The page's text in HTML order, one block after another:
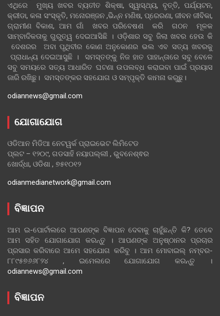
ଏଥିରେ ମୁଖ୍ୟ ଖବର ବ୍ୟତୀତ ଶିକ୍ଷା, ସ୍ୱାସ୍ଥ୍ୟ, ବୃତ୍ତି, ପର୍ଯ୍ୟଟନ,
କ୍ରୀଡା, କଳା ସଂସ୍କୃତି, ମନୋରଞ୍ଜନ ,ଭିନ୍ନ ମଣିଷ, ପ୍ରେରଣା, ଜୀବନ ଜୀବିକା,
ଗ୍ରାମୀଣ ବିକାଶ, ଆମ ଗାଁ ଖବର ପରିବେଷଣ କରି ଗଠନ ମୂଳକ
ସାମ୍ବାଦିକତାକୁ ଗୁରୁତ୍ୱ ଦେଇଆସିଛି । ଓଡ଼ିଶାର ସବୁ ଜିଲା ଖବର ହେଉ କି
ଦେଶରର ଅବା ପୃଥିବୀର କୋଣ ଅନୁକୋଣର ଭଲ ଏବ ସତ୍ୟ ଖବରକୁ
ପ୍ରାଧାନ୍ୟ ଦେଇଆସୁଛି । ସମସ୍ତଙ୍କୁ ନିଜ ହାତ ପାହାନ୍ତାରେ ସବୁ ବେଳେ
ସବୁ ସମୟରେ ସତ୍ୟ ଆଧାରିତ ଘଟଣା ଉପଲବ୍ଧ କରାଇବା ପାଇଁ ପ୍ରୟାସ
ଜାରି ରଖିଛୁ। ସମସ୍ତଙ୍କର ସହଯୋଗ ଓ ସମ୍ପୃକ୍ତି କାମନା କରୁଛୁ।
odiannews@gmail.com
ଯୋଗାଯୋଗ
ଓଡିଆନ ମିଡିଆ ନେଟୱର୍କ ପ୍ରାଇଭେଟ ଲିମିଟେଡ
ପ୍ଲଟ – ୧୨୦୯, ଗଡସାହି ନୟାପଲ୍ଲୀ , ଭୁବନେଶ୍ଵର
ଖୋର୍ଦ୍ଧା, ଓଡିଶା , ୭୫୧୦୧୨
odianmedianetwork@gmail.com
ବିଜ୍ଞାପନ
ଆମ ଇ-ପୋର୍ଟାଲରେ ଆପଣଙ୍କ ବିଜ୍ଞାପନ ଦେବାକୁ ଚାହୁଁଛନ୍ତି କି? ତେବେ
ଆମ ସହିତ ଯୋଗାଯୋଗ କରନ୍ତୁ । ଆପଣଙ୍କ ଅନୁଷ୍ଠାନର ପ୍ରଚାର
ପ୍ରସାର କରିବାରେ ଆମେ ସହଯୋଗ କରିବୁ । ଆମ ମୋବାଇଲ୍ ନମ୍ବର-
୮୮୯୫୭୬୬୮୨୪ , ଇମେଲରେ ଯୋଗାଯୋଗ କରନ୍ତୁ ।
odiannews@gmail.com
ବିଜ୍ଞାପନ